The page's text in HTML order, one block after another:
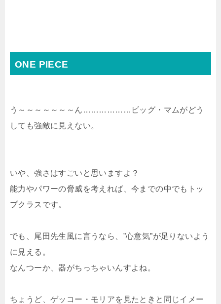
ONE PIECE
う～～～～～～～ん………………ビッグ・マムがどう
しても強敵に見えない。
いや、強さはすごいと思いますよ？
能力やパワーの脅威を考えれば、今までの中でもトッ
プクラスです。
でも、尾田先生風に言うなら、”心意気”が足りないよう
に見える。
なんつーか、器がちっちゃいんすよね。
ちょうど、ゲッコー・モリアを見たときと同じイメー